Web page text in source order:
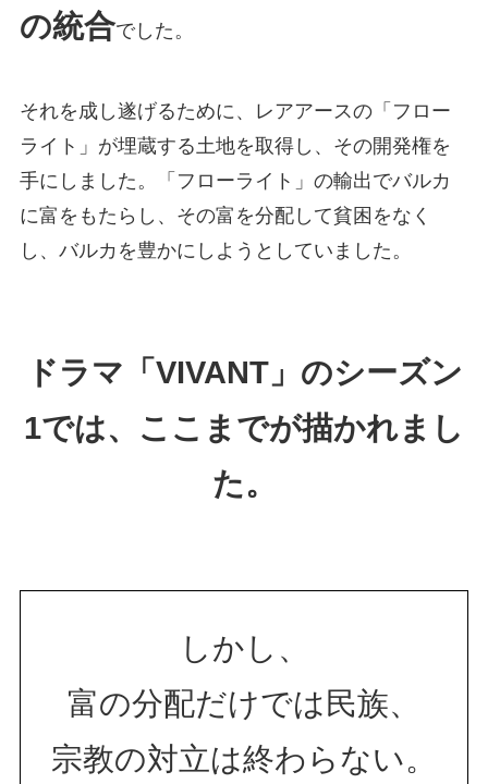
の統合でした。
それを成し遂げるために、レアアースの「フロー
ライト」が埋蔵する土地を取得し、その開発権を
手にしました。「フローライト」の輸出でバルカ
に富をもたらし、その富を分配して貧困をなく
し、バルカを豊かにしようとしていました。
ドラマ「VIVANT」のシーズン
1では、ここまでが描かれまし
た。
しかし、
富の分配だけでは民族、
宗教の対立は終わらない。